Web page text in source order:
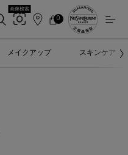
画像検索
店
カ
0
0 カート内の製品
メイクアップ スキンケア